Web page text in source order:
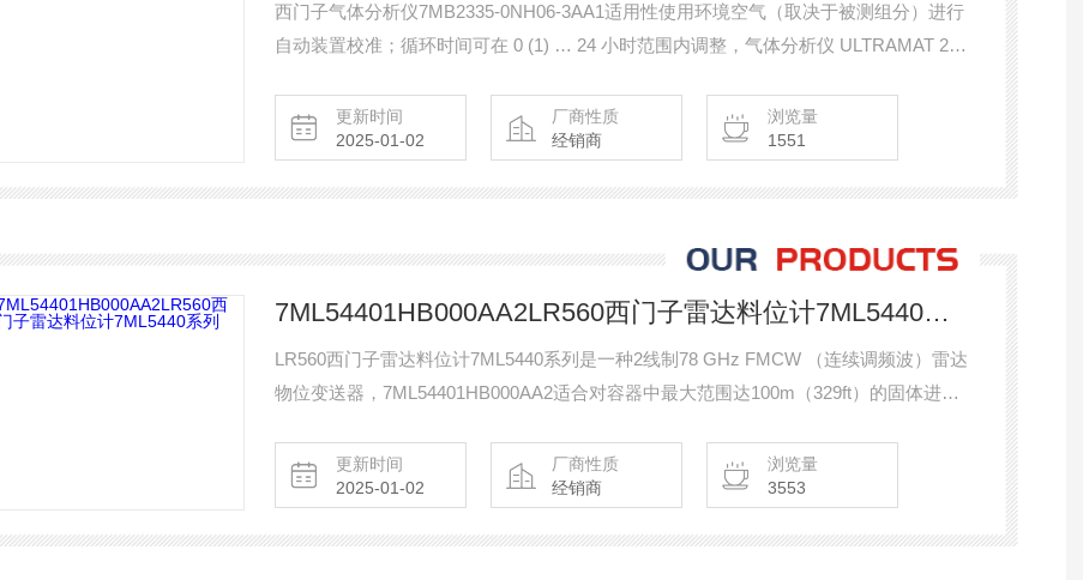
西门子气体分析仪7MB2335-0NH06-3AA1适用性使用环境空气（取决于被测组分）进行
自动装置校准；循环时间可在 0 (1) … 24 小时范围内调整，气体分析仪 ULTRAMAT 23
气体接口 6mm 管 。
更新时间
2025-01-02
厂商性质
经销商
浏览量
1551
7ML54401HB000AA2LR560西门子雷达料位计7ML5440系列
LR560西门子雷达料位计7ML5440系列是一种2线制78 GHz FMCW （连续调频波）雷达
物位变送器，7ML54401HB000AA2适合对容器中最大范围达100m（329ft）的固体进行
C （+392 F）的应用。
更新时间
2025-01-02
厂商性质
经销商
浏览量
3553